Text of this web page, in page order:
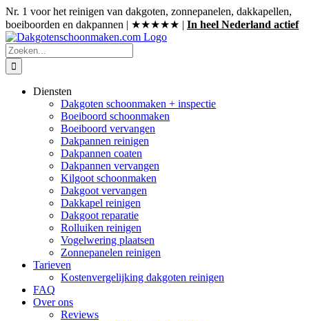
Ga
naar
inhoud
Nr. 1 voor het reinigen van dakgoten, zonnepanelen, dakkapellen,
boeiboorden en dakpannen | ★★★★★ | In heel Nederland actief
Zoeken
naar:
Diensten
Dakgoten schoonmaken + inspectie
Boeiboord schoonmaken
Boeiboord vervangen
Dakpannen reinigen
Dakpannen coaten
Dakpannen vervangen
Kilgoot schoonmaken
Dakgoot vervangen
Dakkapel reinigen
Dakgoot reparatie
Rolluiken reinigen
Vogelwering plaatsen
Zonnepanelen reinigen
Tarieven
Kostenvergelijking dakgoten reinigen
FAQ
Over ons
Reviews